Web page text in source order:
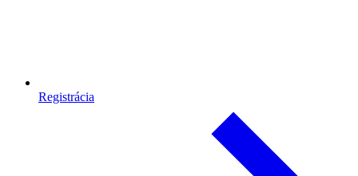
Registrácia